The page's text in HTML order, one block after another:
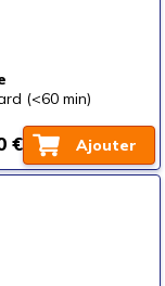
(<60 min)
Ajouter
€